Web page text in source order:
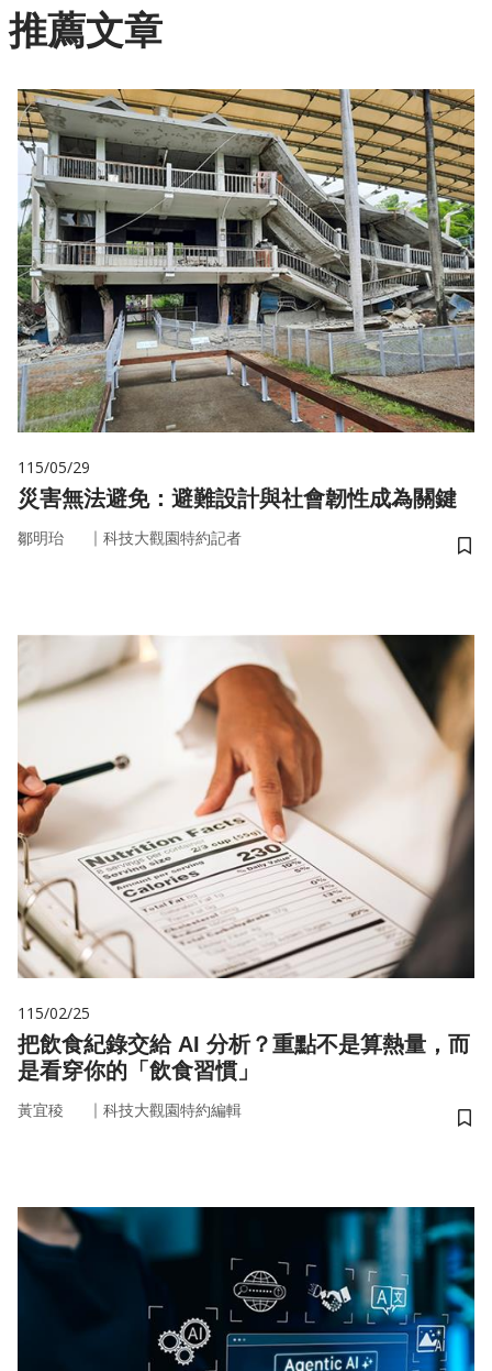
推薦文章
115/05/29
災害無法避免：避難設計與社會韌性成為關鍵
鄒明珆 ｜ 科技大觀園特約記者
儲
115/02/25
把飲食紀錄交給 AI 分析？重點不是算熱量，而
是看穿你的「飲食習慣」
黃宜稜 ｜ 科技大觀園特約編輯
儲